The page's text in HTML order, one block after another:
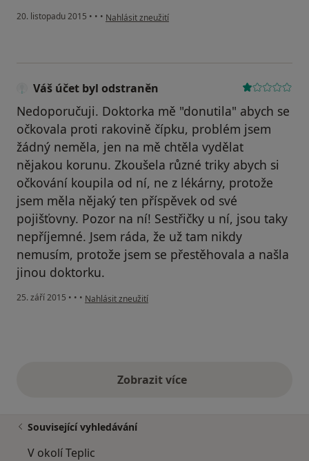
20. listopadu 2015 • • • podle názoru uživatele Váš účet byl odstraněn
Nahlásit zneužití
Váš účet byl odstraněn
Nedoporučuji. Doktorka mě "donutila" abych se
očkovala proti rakovině čípku, problém jsem
žádný neměla, jen na mě chtěla vydělat
nějakou korunu. Zkoušela různé triky abych si
očkování koupila od ní, ne z lékárny, protože
jsem měla nějaký ten příspěvek od své
pojišťovny. Pozor na ní! Sestřičky u ní, jsou taky
nepříjemné. Jsem ráda, že už tam nikdy
nemusím, protože jsem se přestěhovala a našla
jinou doktorku.
25. září 2015 • • • podle názoru uživatele Váš účet byl odstraněn
Nahlásit zneužití
Zobrazit vícevýše uvedené názory
Související vyhledávání
V okolí Teplic